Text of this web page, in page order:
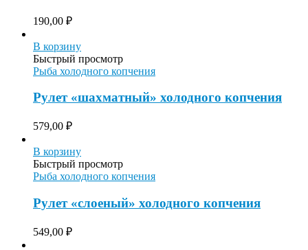
190,00 ₽
В корзину
Быстрый просмотр
Рыба холодного копчения
Рулет «шахматный» холодного копчения
579,00 ₽
В корзину
Быстрый просмотр
Рыба холодного копчения
Рулет «слоеный» холодного копчения
549,00 ₽